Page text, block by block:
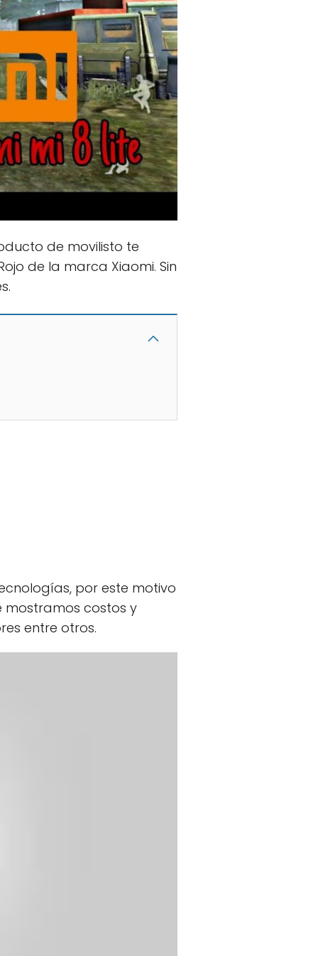
de movilisto te
de la marca Xiaomi. Sin
por este motivo
mostramos costos y
entre otros.